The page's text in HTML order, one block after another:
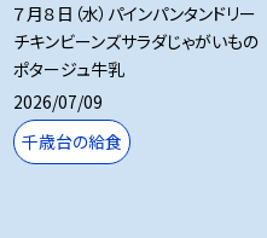
７月８日（水）パインパンタンドリー
チキンビーンズサラダじゃがいもの
ポタージュ牛乳
2026/07/09
千歳台の給食